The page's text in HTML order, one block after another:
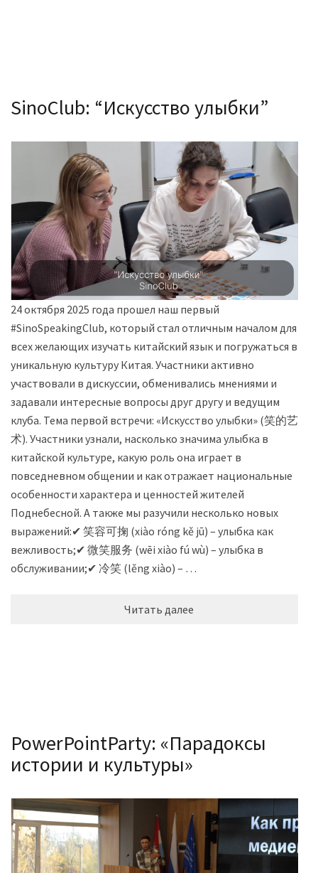
SinoClub: “Искусство улыбки”
24 октября 2025 года прошел наш первый
#SinoSpeakingClub, который стал отличным началом для
всех желающих изучать китайский язык и погружаться в
уникальную культуру Китая. Участники активно
участвовали в дискуссии, обменивались мнениями и
задавали интересные вопросы друг другу и ведущим
клуба. Тема первой встречи: «Искусство улыбки» (笑的艺
术). Участники узнали, насколько значима улыбка в
китайской культуре, какую роль она играет в
повседневном общении и как отражает национальные
особенности характера и ценностей жителей
Поднебесной. А также мы разучили несколько новых
выражений:✔ 笑容可掬 (xiào róng kě jū) – улыбка как
вежливость;✔ 微笑服务 (wēi xiào fú wù) – улыбка в
обслуживании;✔ 冷笑 (lěng xiào) – …
Читать далее
PowerPointParty: «Парадоксы
истории и культуры»